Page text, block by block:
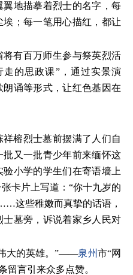
地描摹着烈士的名字，每
；每一笔用心描红，都让
有百万师生参与祭英烈活
的思政课”，通过实景演
诵等形式，让红色基因在
榕烈士墓前摆满了人们自
又一批青少年前来缅怀这
小学的学生们在寄语墙上
卡片上写道：“你十九岁的
这些稚嫩而真挚的话语，
墓旁，诉说着家乡人民对
大的英雄。”——泉州市“网
留言引来众多点赞。